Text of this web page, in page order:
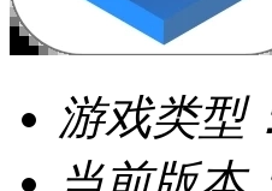
游戏类型